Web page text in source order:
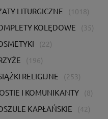
LITURGICZNE (1018)
KOLĘDOWE (35)
(22)
(196)
RELIGIJNE (253)
I KOMUNIKANTY (8)
KAPŁAŃSKIE (42)
zielony z bogatym
KOR/056/01/01
2 725,00 zł
2 215,45 zł